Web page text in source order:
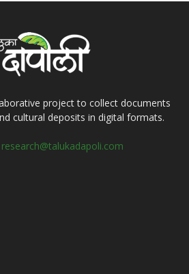
project to collect documents
cultural deposits in digital formats.
research@talukadapoli.com